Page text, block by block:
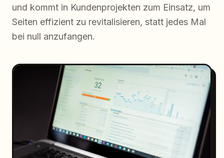
und kommt in Kundenprojekten zum Einsatz, um
Seiten effizient zu revitalisieren, statt jedes Mal
bei null anzufangen.